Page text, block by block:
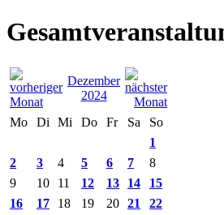
Dezember
2024
Mo
Di Mi Do Fr Sa
So
1
2
3 4 5 6 7
8
9
10 11 12 13 14
15
16
17 18 19 20 21
22